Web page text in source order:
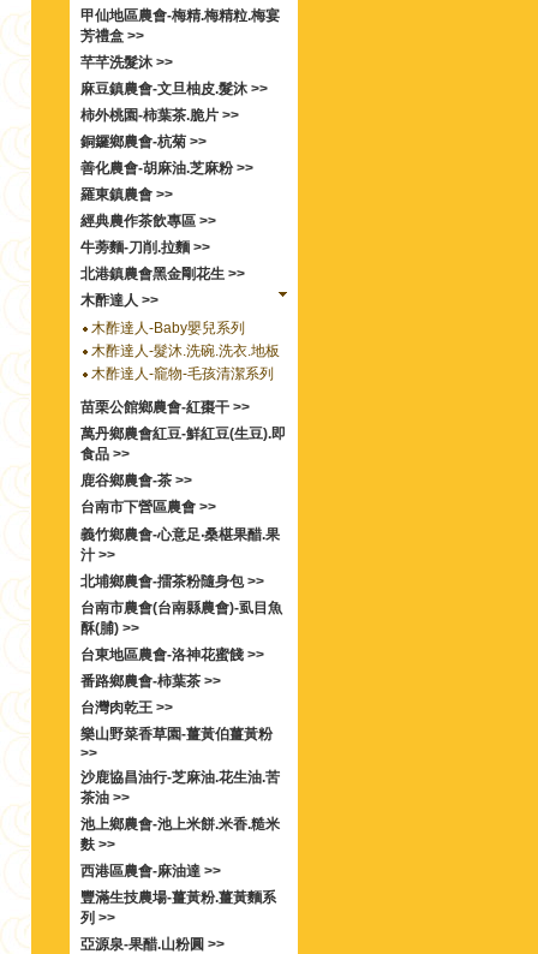
甲仙地區農會-梅精.梅精粒.梅宴
芳禮盒 >>
芊芊洗髮沐 >>
麻豆鎮農會-文旦柚皮.髮沐 >>
柿外桃園-柿葉茶.脆片 >>
銅鑼鄉農會-杭菊 >>
善化農會-胡麻油.芝麻粉 >>
羅東鎮農會 >>
經典農作茶飲專區 >>
牛蒡麵-刀削.拉麵 >>
北港鎮農會黑金剛花生 >>
木酢達人 >>
木酢達人-Baby嬰兒系列
木酢達人-髮沐.洗碗.洗衣.地板
木酢達人-竉物-毛孩清潔系列
苗栗公館鄉農會-紅棗干 >>
萬丹鄉農會紅豆-鮮紅豆(生豆).即
食品 >>
鹿谷鄉農會-茶 >>
台南市下營區農會 >>
義竹鄉農會-心意足‧桑椹果醋.果
汁 >>
北埔鄉農會-擂茶粉隨身包 >>
台南市農會(台南縣農會)-虱目魚
酥(脯) >>
台東地區農會-洛神花蜜餞 >>
番路鄉農會-柿葉茶 >>
台灣肉乾王 >>
樂山野菜香草園-薑黃伯薑黃粉
>>
沙鹿協昌油行-芝麻油.花生油.苦
茶油 >>
池上鄉農會-池上米餅.米香.糙米
麩 >>
西港區農會-麻油達 >>
豐滿生技農場-薑黃粉.薑黃麵系
列 >>
亞源泉-果醋.山粉圓 >>